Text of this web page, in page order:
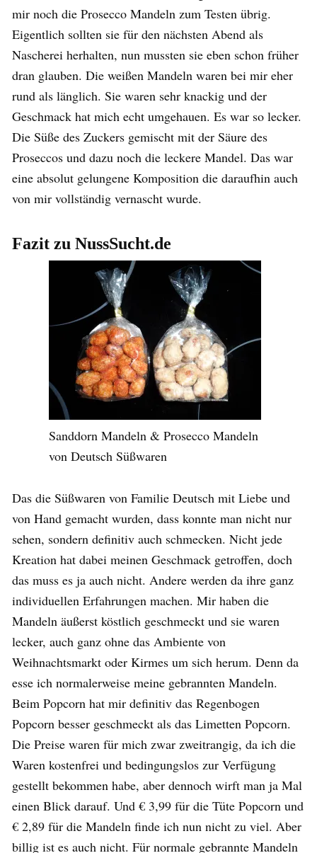
mir noch die Prosecco Mandeln zum Testen übrig.
Eigentlich sollten sie für den nächsten Abend als
Nascherei herhalten, nun mussten sie eben schon früher
dran glauben. Die weißen Mandeln waren bei mir eher
rund als länglich. Sie waren sehr knackig und der
Geschmack hat mich echt umgehauen. Es war so lecker.
Die Süße des Zuckers gemischt mit der Säure des
Proseccos und dazu noch die leckere Mandel. Das war
eine absolut gelungene Komposition die daraufhin auch
von mir vollständig vernascht wurde.
Fazit zu NussSucht.de
Sanddorn Mandeln & Prosecco Mandeln
von Deutsch Süßwaren
Das die Süßwaren von Familie Deutsch mit Liebe und
von Hand gemacht wurden, dass konnte man nicht nur
sehen, sondern definitiv auch schmecken. Nicht jede
Kreation hat dabei meinen Geschmack getroffen, doch
das muss es ja auch nicht. Andere werden da ihre ganz
individuellen Erfahrungen machen. Mir haben die
Mandeln äußerst köstlich geschmeckt und sie waren
lecker, auch ganz ohne das Ambiente von
Weihnachtsmarkt oder Kirmes um sich herum. Denn da
esse ich normalerweise meine gebrannten Mandeln.
Beim Popcorn hat mir definitiv das Regenbogen
Popcorn besser geschmeckt als das Limetten Popcorn.
Die Preise waren für mich zwar zweitrangig, da ich die
Waren kostenfrei und bedingungslos zur Verfügung
gestellt bekommen habe, aber dennoch wirft man ja Mal
einen Blick darauf. Und € 3,99 für die Tüte Popcorn und
€ 2,89 für die Mandeln finde ich nun nicht zu viel. Aber
billig ist es auch nicht. Für normale gebrannte Mandeln